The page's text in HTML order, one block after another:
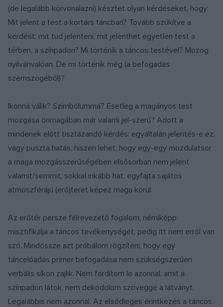
(de legalább körvonalazni) késztet olyan kérdéseket, hogy:
Mit jelent a test a kortárs táncban? Tovább szűkítve a
kérdést: mit tud jelenteni, mit jelenthet egyetlen test a
térben, a színpadon? Mi történik a táncos testével? Mozog
nyilvánvalóan. De mi történik még (a befogadás
szemszögéből)?
Ikonná válik? Szimbólummá? Esetleg a magányos test
mozgása önmagában már valami jel-szerű? Adott a
mindenek előtt tisztázandó kérdés: egyáltalán jelentés-e ez,
vagy puszta hatás, hiszen lehet, hogy egy-egy mozdulatsor
a maga mozgásszerűségében elsősorban nem jelent
valamit/semmit, sokkal inkább hat, egyfajta sajátos
atmoszférájú (erő)teret képez maga körül.
Az erőtér persze félrevezető fogalom, némiképp
misztifikálja a táncos tevékenységét, pedig itt nem erről van
szó. Mindössze azt próbálom rögzíteni, hogy egy
táncelőadás primer befogadása nem szükségszerűen
verbális síkon zajlik. Nem fordítom le azonnal, amit a
színpadon látok, nem dekódolom szöveggé a látványt.
Legalábbis nem azonnal. Az elsődleges érintkezés a táncos